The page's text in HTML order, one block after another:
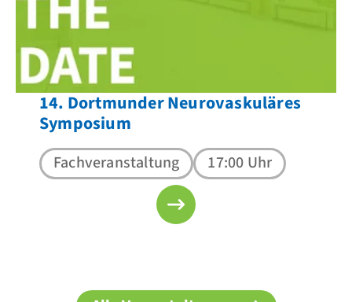
14. Dortmunder Neurovaskuläres
Symposium
Fachveranstaltung 17:00 Uhr